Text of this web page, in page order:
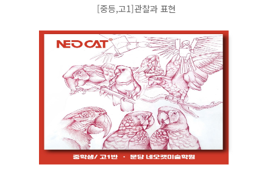
[중등,고1]관찰과 표현